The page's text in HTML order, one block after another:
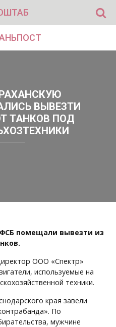
ВЫВЕЗТИ
ТАНКОВ ПОД
помещали вывезти из
ООО «Спектр»
используемые на
техники.
края завели
По
мужчине